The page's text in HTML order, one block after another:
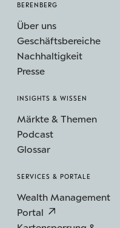
BERENBERG
Über uns
Geschäftsbereiche
Nachhaltigkeit
Presse
INSIGHTS & WISSEN
Märkte & Themen
Podcast
Glossar
SERVICES & PORTALE
Wealth Management
Portal